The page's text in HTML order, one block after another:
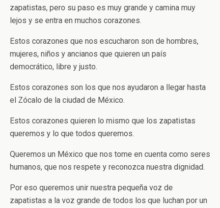
zapatistas, pero su paso es muy grande y camina muy
lejos y se entra en muchos corazones.
Estos corazones que nos escucharon son de hombres,
mujeres, niños y ancianos que quieren un país
democrático, libre y justo.
Estos corazones son los que nos ayudaron a llegar hasta
el Zócalo de la ciudad de México.
Estos corazones quieren lo mismo que los zapatistas
queremos y lo que todos queremos.
Queremos un México que nos tome en cuenta como seres
humanos, que nos respete y reconozca nuestra dignidad.
Por eso queremos unir nuestra pequeña voz de
zapatistas a la voz grande de todos los que luchan por un